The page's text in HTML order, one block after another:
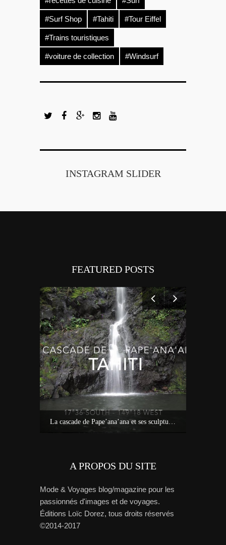
#Surf Shop #Tahiti #Tour Eiffel
#Trains touristiques
#voiture de collection #Windsurf
INSTAGRAM SLIDER
FEATURED POSTS
La cascade de Pape’ana’ana et ses sculptures à Hitia’a – Tahiti
A PROPOS DU SITE
Mode & Voyages blog/magazine pour les
passionnés d'images et de voyages.
Éditions Loïc Dorez, tous droits réservés
©2014-2017